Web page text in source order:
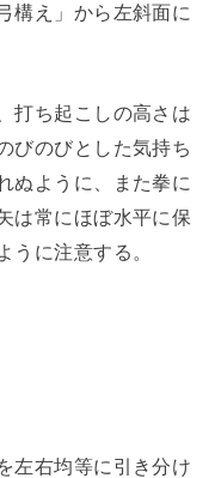
構え」から左斜面に
打ち起こしの高さは
びのびとした気持ち
ぬように、また拳に
は常にほぼ水平に保
うに注意する。
左右均等に引き分け